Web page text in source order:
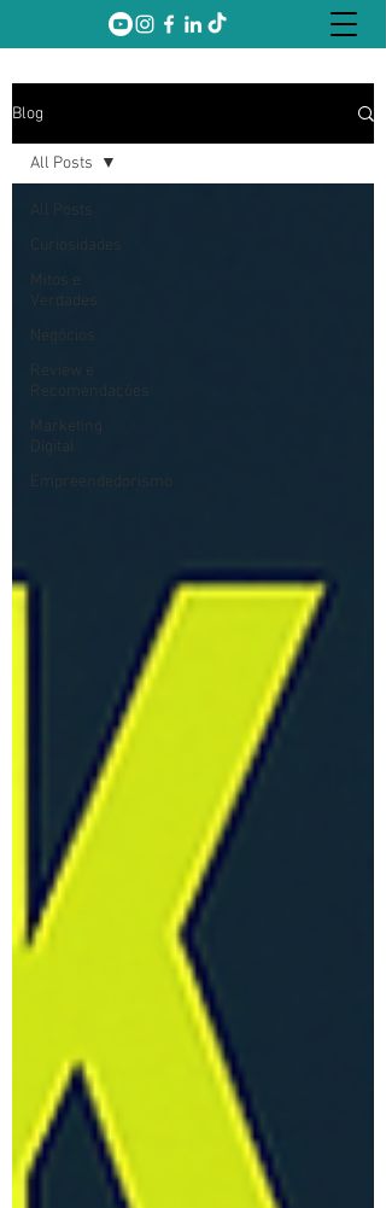
Blog
All Posts
Curiosidades
Mitos e
Verdades
Negócios
Review e
Recomendações
Marketing
Digital
Empreendedorismo
All Posts